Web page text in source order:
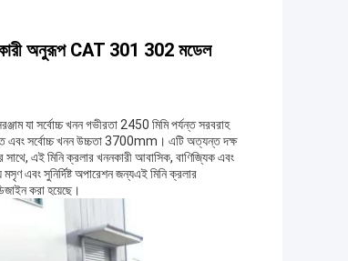
অনুরূপ CAT 301 302 মডেল
যা সর্বোচ্চ খনন গভীরতা 2450 মিমি পর্যন্ত সরবরাহ
এবং সর্বোচ্চ খনন উচ্চতা 3700mm। এটি অত্যন্ত দক্ষ
সাথে, এই মিনি ক্রলার খননকারী আবাসিক, বাণিজ্যিক এবং
এবং সুনির্দিষ্ট অপারেশন জন্যএই মিনি ক্রলার
করা হয়েছে।